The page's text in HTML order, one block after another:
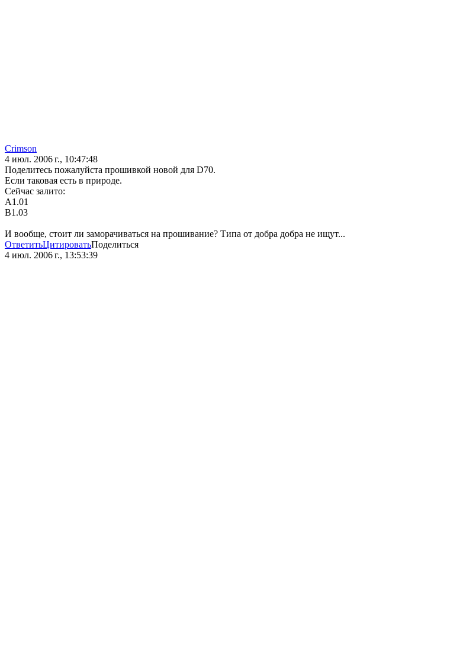
Crimson
4 июл. 2006 г., 10:47:48
Поделитесь пожалуйста прошивкой новой для D70.
Если таковая есть в природе.
Сейчас залито:
А1.01
В1.03
И вообще, стоит ли заморачиваться на прошивание? Типа от добра добра не ищут...
ОтветитьЦитироватьПоделиться
4 июл. 2006 г., 13:53:39